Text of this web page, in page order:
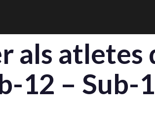
als atletes
12 – Sub-